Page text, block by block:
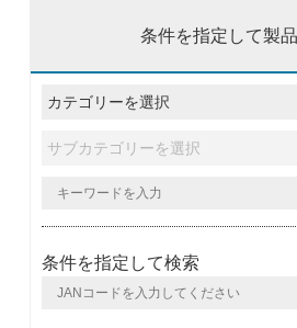
条件を指定して製
条件を指定して検索